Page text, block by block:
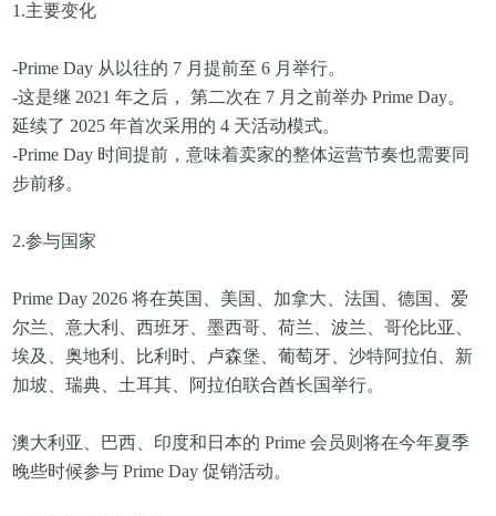
1.主要变化
-Prime Day 从以往的 7 月提前至 6 月举行。
-这是继 2021 年之后， 第二次在 7 月之前举办 Prime Day。
延续了 2025 年首次采用的 4 天活动模式。
-Prime Day 时间提前，意味着卖家的整体运营节奏也需要同
步前移。
2.参与国家
Prime Day 2026 将在英国、美国、加拿大、法国、德国、爱
尔兰、意大利、西班牙、墨西哥、荷兰、波兰、哥伦比亚、
埃及、奥地利、比利时、卢森堡、葡萄牙、沙特阿拉伯、新
加坡、瑞典、土耳其、阿拉伯联合酋长国举行。
澳大利亚、巴西、印度和日本的 Prime 会员则将在今年夏季
晚些时候参与 Prime Day 促销活动。